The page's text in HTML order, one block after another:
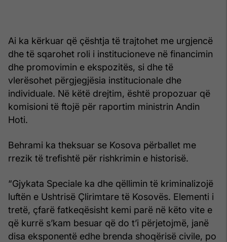
Ai ka kërkuar që çështja të trajtohet me urgjencë
dhe të sqarohet roli i institucioneve në financimin
dhe promovimin e ekspozitës, si dhe të
vlerësohet përgjegjësia institucionale dhe
individuale. Në këtë drejtim, është propozuar që
komisioni të ftojë për raportim ministrin Andin
Hoti.
Behrami ka theksuar se Kosova përballet me
rrezik të trefishtë për rishkrimin e historisë.
“Gjykata Speciale ka dhe qëllimin të kriminalizojë
luftën e Ushtrisë Çlirimtare të Kosovës. Elementi i
tretë, çfarë fatkeqësisht kemi parë në këto vite e
që kurrë s’kam besuar që do t’i përjetojmë, janë
disa eksponentë edhe brenda shoqërisë civile, po